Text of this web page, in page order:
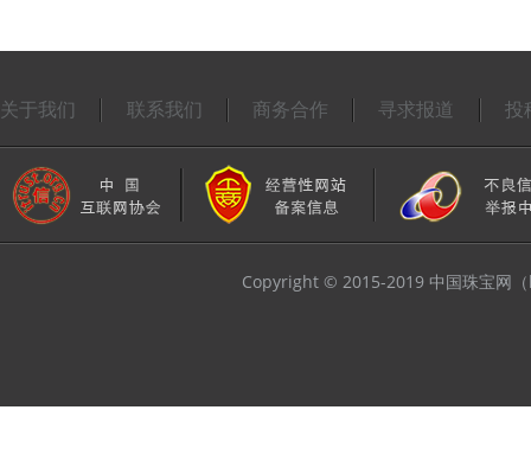
关于我们 联系我们 商务合作 寻求报道 投
Copyright © 2015-2019 中国珠宝网